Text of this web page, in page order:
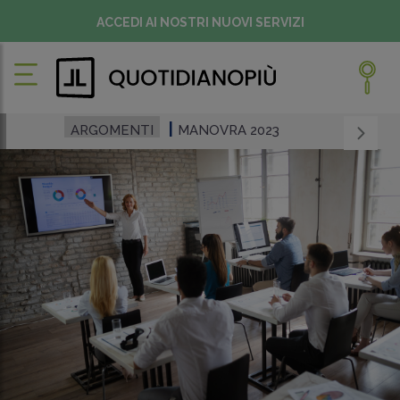
ACCEDI AI NOSTRI NUOVI SERVIZI
ARGOMENTI MANOVRA 2023